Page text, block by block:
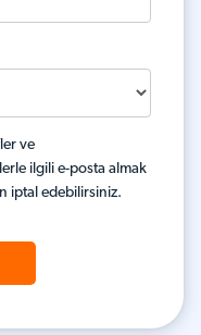
ve
ilgili e-posta almak
iptal edebilirsiniz.